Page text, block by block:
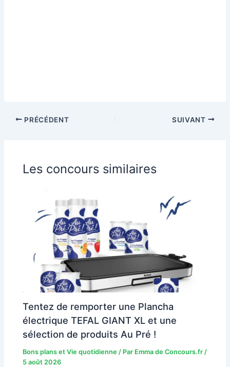
PRÉCÉDENT SUIVANT
Les concours similaires
Tentez de remporter une Plancha
électrique TEFAL GIANT XL et une
sélection de produits Au Pré !
Bons plans et Vie quotidienne / Par Emma de Concours.fr/
5 août 2026